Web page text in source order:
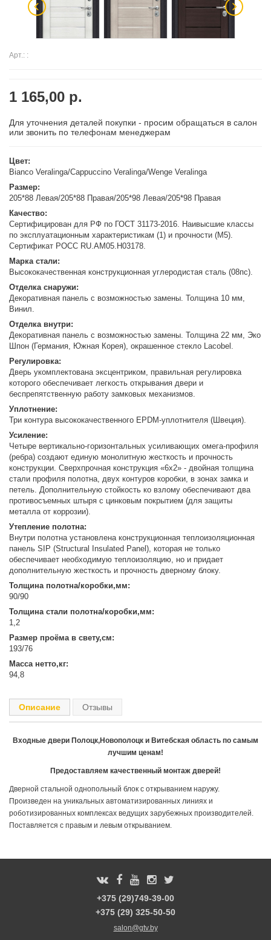
Арт.: :
1 165,00 р.
Для уточнения деталей покупки - просим обращаться в салон
или звонить по телефонам менеджерам
Цвет:
Bianco Veralinga/Cappuccino Veralinga/Wenge Veralinga
Размер:
205*88 Левая/205*88 Правая/205*98 Левая/205*98 Правая
Качество:
Сертифицирован для РФ по ГОСТ 31173-2016. Наивысшие классы
по эксплуатационным характеристикам (1) и прочности (М5).
Сертификат POCC RU.AM05.H03178.
Марка стали:
Высококачественная конструкционная углеродистая сталь (08пс).
Отделка снаружи:
Декоративная панель с возможностью замены. Толщина 10 мм,
Винил.
Отделка внутри:
Декоративная панель с возможностью замены. Толщина 22 мм, Эко
Шпон (Германия, Южная Корея), окрашенное стекло Lacobel.
Регулировка:
Дверь укомплектована эксцентриком, правильная регулировка
которого обеспечивает легкость открывания двери и
беспрепятственную работу замковых механизмов.
Уплотнение:
Три контура высококачественного EPDM-уплотнителя (Швеция).
Усиление:
Четыре вертикально-горизонтальных усиливающих омега-профиля
(ребра) создают единую монолитную жесткость и прочность
конструкции. Сверхпрочная конструкция «6x2» - двойная толщина
стали профиля полотна, двух контуров коробки, в зонах замка и
петель. Дополнительную стойкость ко взлому обеспечивают два
противосъемных штыря с цинковым покрытием (для защиты
металла от коррозии).
Утепление полотна:
Внутри полотна установлена конструкционная теплоизоляционная
панель SIP (Structural Insulated Panel), которая не только
обеспечивает необходимую теплоизоляцию, но и придает
дополнительную жесткость и прочность дверному блоку.
Толщина полотна/коробки,мм:
90/90
Толщина стали полотна/коробки,мм:
1,2
Размер проёма в свету,см:
193/76
Масса нетто,кг:
94,8
Описание Отзывы
Входные двери Полоцк,Новополоцк и Витебская область по самым
лучшим ценам!
Предоставляем качественный монтаж дверей!
Дверной стальной однопольный блок с открыванием наружу.
Произведен на уникальных автоматизированных линиях и
роботизированных комплексах ведущих зарубежных производителей.
Поставляется с правым и левым открыванием.
+375 (29)749-39-00
+375 (29) 325-50-50
salon@gtv.by